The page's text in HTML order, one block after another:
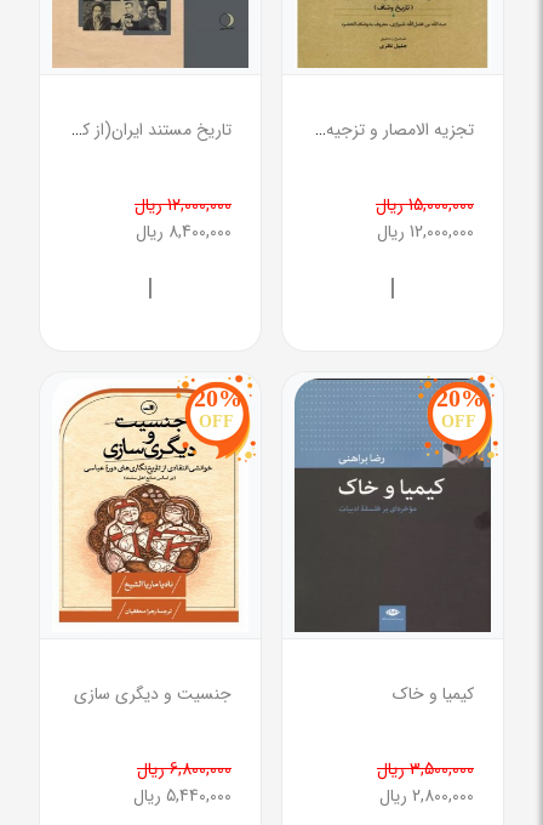
تجزیه الامصار و تزجیه الاعصار(تاریخ وصاف)
15,000,000 ریال
12,000,000 ریال
|
تاریخ مستند ایران(از کودتای 1299 تا کودتای 1332)(جلد چهارم)
12,000,000 ریال
8,400,000 ریال
|
20%
OFF
کیمیا و خاک
3,500,000 ریال
2,800,000 ریال
20%
OFF
جنسیت و دیگری سازی
6,800,000 ریال
5,440,000 ریال